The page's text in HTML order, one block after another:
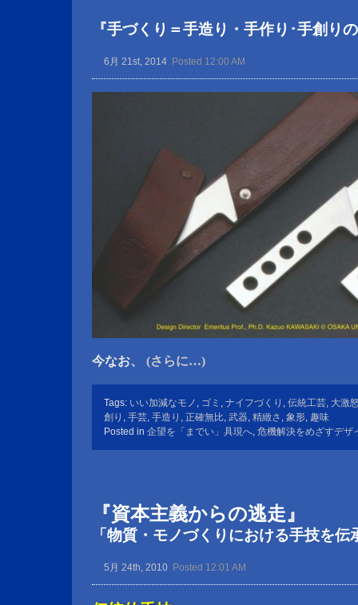
『手づくり＝手造り・手作り･手創り
6月 21st, 2014 Posted 12:00 AM
今なお、 (さらに…)
Tags: いい加減なモノ , ゴミ , ナイフづくり , 伝統工芸, 大激
創り , 手芸, 手造り , 正確無比, 武器, 精緻さ , 象形, 趣味
Posted in 企望を「までい」具現へ, 危機解決をめざすデザ
『資本主義からの逃走』
「物質・モノづくりにおける手技を伝
5月 24th, 2010 Posted 12:01 AM